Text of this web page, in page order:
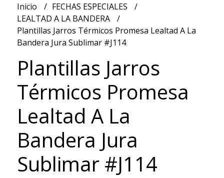
Inicio
FECHAS ESPECIALES
LEALTAD A LA BANDERA
Plantillas Jarros Térmicos Promesa Lealtad A La
Bandera Jura Sublimar #J114
Plantillas Jarros
Térmicos Promesa
Lealtad A La
Bandera Jura
Sublimar #J114